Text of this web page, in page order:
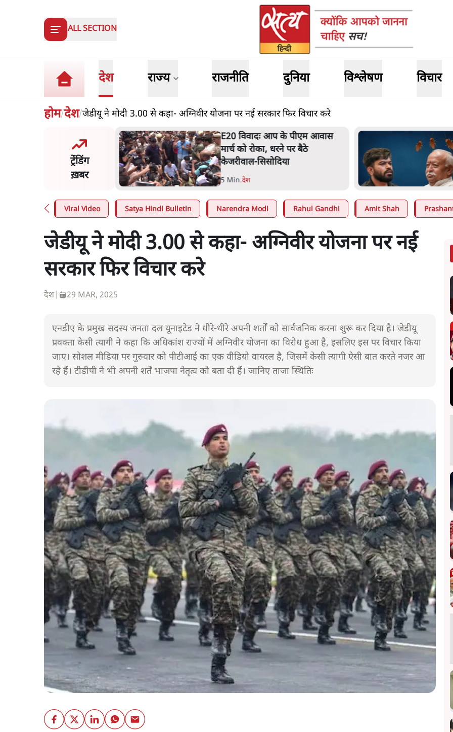
ALL SECTION
देश राज्य राजनीति दुनिया विश्लेषण विचार
होम/देश/जेडीयू ने मोदी 3.00 से कहा- अग्निवीर योजना पर नई सरकार फिर विचार करे
ट्रेंडिंग
ख़बर
विवादः आप के पीएम आवास
को रोका, धरने पर बैठे
RSS जेन अल्फा संवादः दिपके ने
कहा- 70-80 साल के बुजुर्ग से जेन जी
को क्या मिलेगा
7 Min.देश
Viral Video Satya Hindi Bulletin Narendra Modi Rahul Gandhi Amit Shah
जेडीयू ने मोदी 3.00 से कहा- अग्निवीर योजना पर नई
सरकार फिर विचार करे
देश 29 MAR, 2025
एनडीए के प्रमुख सदस्य जनता दल यूनाइटेड ने धीरे-धीरे अपनी शर्तों को सार्वजनिक करना शुरू कर दिया है। जेडीयू
प्रवक्ता केसी त्यागी ने कहा कि अधिकांश राज्यों में अग्निवीर योजना का विरोध हुआ है, इसलिए इस पर विचार किया
जाए। सोशल मीडिया पर गुरुवार को पीटीआई का एक वीडियो वायरल है, जिसमें केसी त्यागी ऐसी बात करते नजर आ
रहे हैं। टीडीपी ने भी अपनी शर्तें भाजपा नेतृत्व को बता दी हैं। जानिए ताजा स्थितिः